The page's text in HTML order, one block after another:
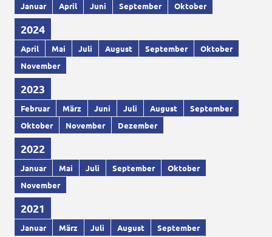
Januar April Juni September Oktober
2024
April Mai Juli August September
Oktober
November
2023
Februar März Juni Juli August
September
Oktober
November Dezember
2022
Januar Mai Juli September
Oktober
November
2021
Januar März Juli August September